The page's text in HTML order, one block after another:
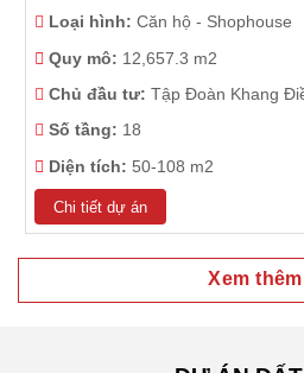
Loại hình: Căn hộ - Shophouse
Quy mô: 12,657.3 m2
Chủ đầu tư: Tập Đoàn Khang
Số tầng: 18
Diện tích: 50-108 m2
Chi tiết dự án
Xem thêm